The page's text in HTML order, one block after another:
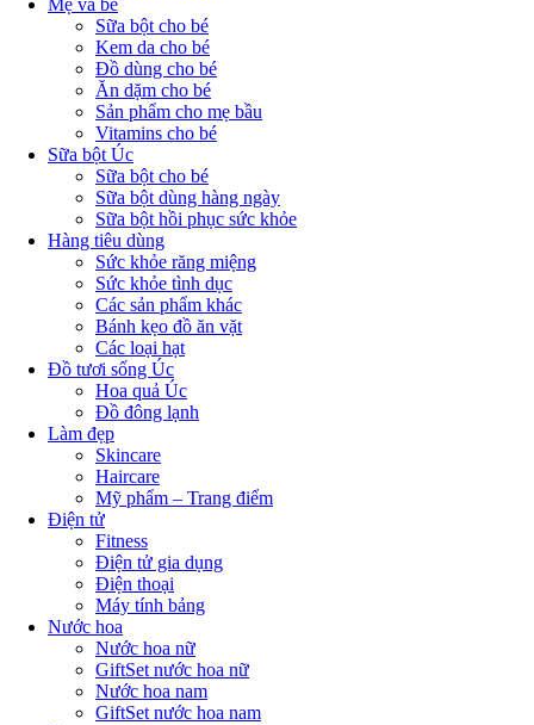
Sữa bột cho bé
Kem da cho bé
Đồ dùng cho bé
Ăn dặm cho bé
Sản phẩm cho mẹ bầu
Vitamins cho bé
Sữa bột Úc
Sữa bột cho bé
Sữa bột dùng hàng ngày
Sữa bột hồi phục sức khỏe
Hàng tiêu dùng
Sức khỏe răng miệng
Sức khỏe tình dục
Các sản phẩm khác
Bánh kẹo đồ ăn vặt
Các loại hạt
Đồ tươi sống Úc
Hoa quả Úc
Đồ đông lạnh
Làm đẹp
Skincare
Haircare
Mỹ phẩm – Trang điểm
Điện tử
Fitness
Điện tử gia dụng
Điện thoại
Máy tính bảng
Nước hoa
Nước hoa nữ
GiftSet nước hoa nữ
Nước hoa nam
GiftSet nước hoa nam